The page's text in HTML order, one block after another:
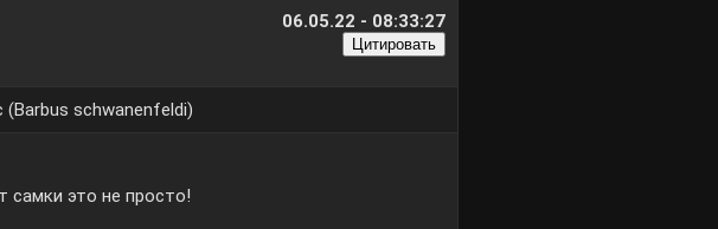
06.05.22 - 08:33:27
schwanenfeldi)
самки это не просто!